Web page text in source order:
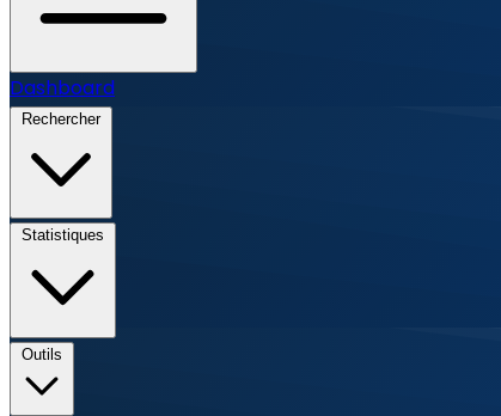
Dashboard
Rechercher
Statistiques
Outils